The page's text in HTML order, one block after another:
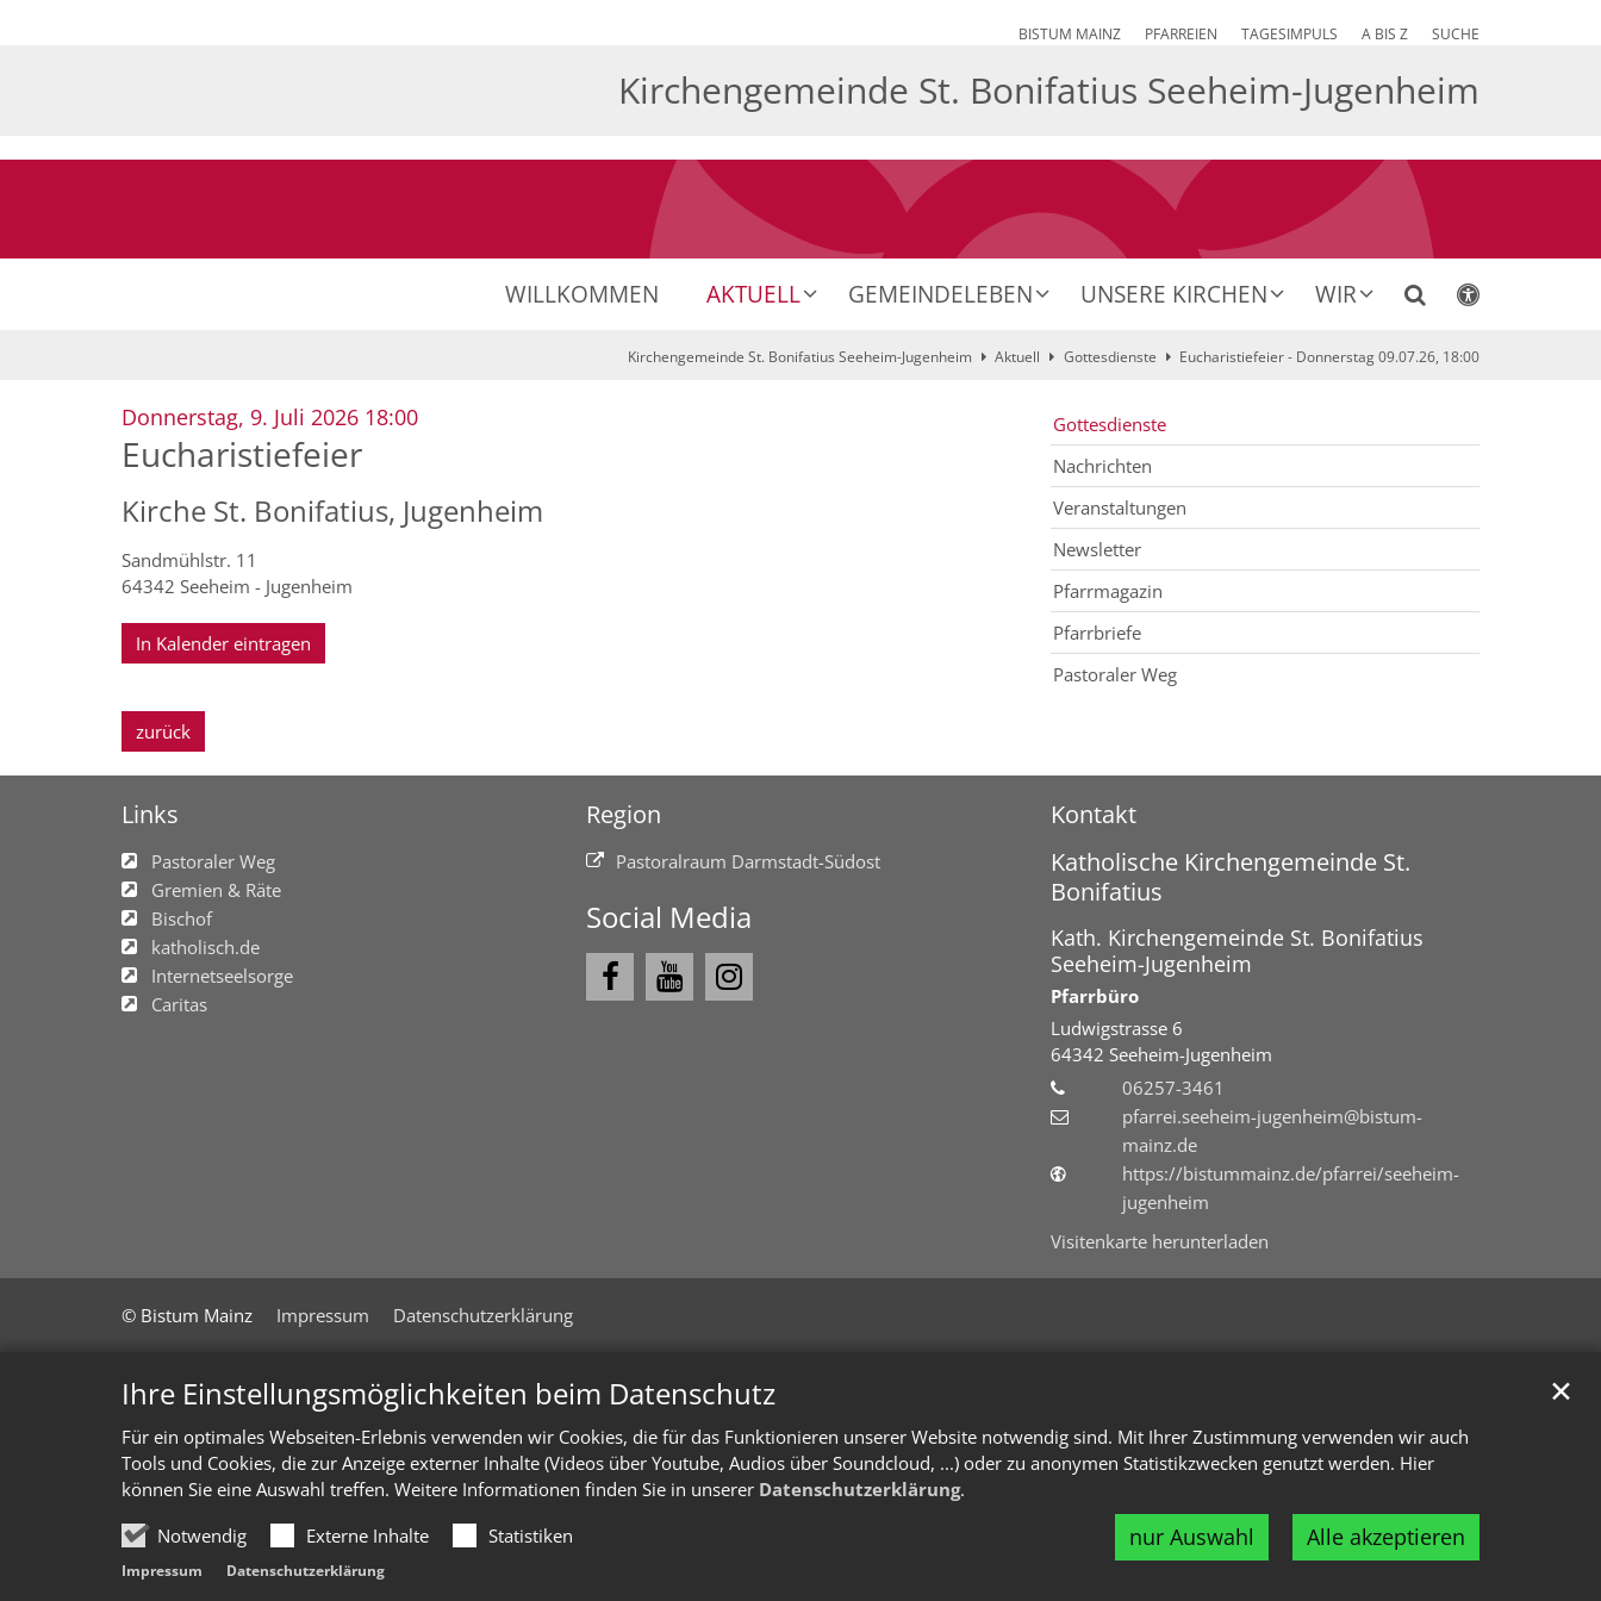
Ihre Einstellungsmöglichkeiten beim Datenschutz
Für ein optimales Webseiten-Erlebnis verwenden wir Cookies, die für das Funktionieren unserer Website notwendig sind. Mit Ihrer Zustimmung verwenden wir auch
Tools und Cookies, die zur Anzeige externer Inhalte (Videos über Youtube, Audios über Soundcloud, ...) oder zu anonymen Statistikzwecken genutzt werden. Hier
können Sie eine Auswahl treffen. Weitere Informationen finden Sie in unserer Datenschutzerklärung.
Notwendig
Externe Inhalte Statistiken nur Auswahl Alle akzeptieren
✕
Impressum Datenschutzerklärung
BISTUM MAINZ PFARREIEN TAGESIMPULS A BIS Z SUCHE
Kirchengemeinde St. Bonifatius Seeheim-Jugenheim
WILLKOMMEN AKTUELL GEMEINDELEBEN UNSERE KIRCHEN WIR
Kirchengemeinde St. Bonifatius Seeheim-Jugenheim Aktuell Gottesdienste Eucharistiefeier - Donnerstag 09.07.26, 18:00
Donnerstag, 9. Juli 2026 18:00:
Eucharistiefeier
Kirche St. Bonifatius, Jugenheim
Sandmühlstr. 11
64342 Seeheim - Jugenheim
In Kalender eintragen
zurück
Gottesdienste
Nachrichten
Veranstaltungen
Newsletter
Pfarrmagazin
Pfarrbriefe
Pastoraler Weg
Links
Pastoraler Weg
Gremien & Räte
Bischof
katholisch.de
Internetseelsorge
Caritas
Region
Pastoralraum Darmstadt-Südost
Social Media
Kontakt
Katholische Kirchengemeinde St.
Bonifatius
Kath. Kirchengemeinde St. Bonifatius
Seeheim-Jugenheim
Pfarrbüro
Ludwigstrasse 6
64342 Seeheim-Jugenheim
06257-3461
pfarrei.seeheim-jugenheim@bistum-
mainz.de
https://bistummainz.de/pfarrei/seeheim-
jugenheim
Visitenkarte herunterladen
© Bistum Mainz Impressum Datenschutzerklärung